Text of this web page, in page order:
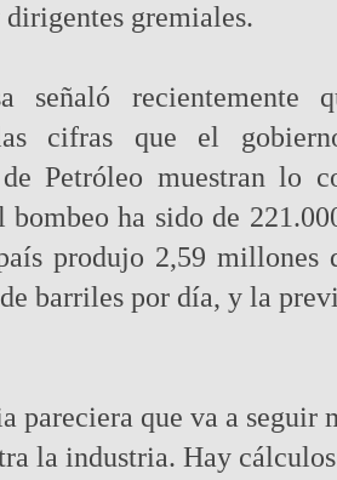
gremiales.
señaló
cifras que el
de Petróleo muestran
bombeo ha sido de
produjo 2,59 millones
barriles por día, y la
pareciera que va a seguir
la industria. Hay